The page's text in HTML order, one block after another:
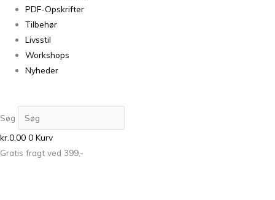
PDF-Opskrifter
Tilbehør
Livsstil
Workshops
Nyheder
Søg
kr.0,00 0 Kurv
Gratis fragt ved 399,-